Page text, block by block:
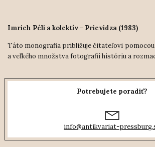
Imrich Péli a kolektív - Prievidza (1983)
Táto monografia približuje čitateľovi
a veľkého množstva fotografií históriu a
Potrebujete poradiť?
info@antikvariat-